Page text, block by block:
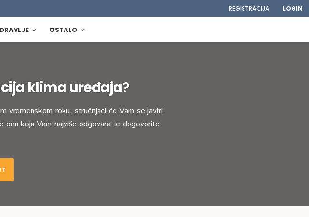
REGISTRACIJA LOGIN
OSTALO
klima uređaja?
vremenskom roku, stručnjaci će Vam se javiti
onu koja Vam najviše odgovara te dogovorite